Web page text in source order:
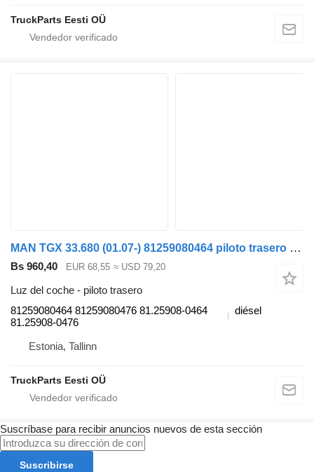
TruckParts Eesti OÜ
MAN TGX 33.680 (01.07-) 81259080464 piloto trasero para MAN TGL, TGM, TGS, TGX (2005-2021) cabeza tractora
Bs 960,40 EUR 68,55 ≈ USD 79,20
Luz del coche - piloto trasero
81259080464 81259080476 81.25908-0464
81.25908-0476
diésel
Estonia, Tallinn
TruckParts Eesti OÜ
Suscríbase para recibir anuncios nuevos de esta sección
Suscribirse